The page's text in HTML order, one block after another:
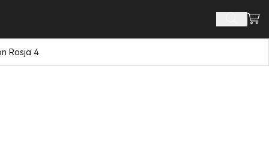
Szukaj
Rosja 4